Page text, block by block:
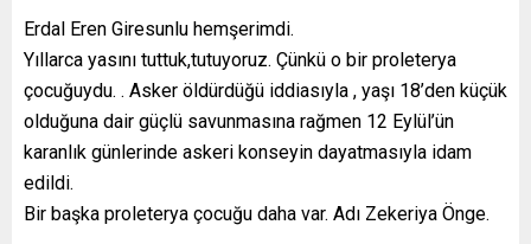
Erdal Eren Giresunlu hemşerimdi.
Yıllarca yasını tuttuk,tutuyoruz. Çünkü o bir proleterya
çocuğuydu. . Asker öldürdüğü iddiasıyla , yaşı 18’den küçük
olduğuna dair güçlü savunmasına rağmen 12 Eylül’ün
karanlık günlerinde askeri konseyin dayatmasıyla idam
edildi.
Bir başka proleterya çocuğu daha var. Adı Zekeriya Önge.